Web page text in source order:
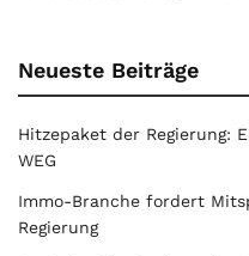
Neueste Beiträge
Hitzepaket der Regierung:
WEG
Immo-Branche fordert
Regierung